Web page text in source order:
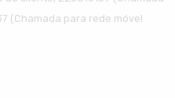
(Chamada para rede móvel